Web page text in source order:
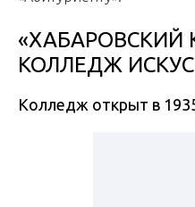
«ХАБАРОВСКИЙ
КОЛЛЕДЖ
Колледж открыт в